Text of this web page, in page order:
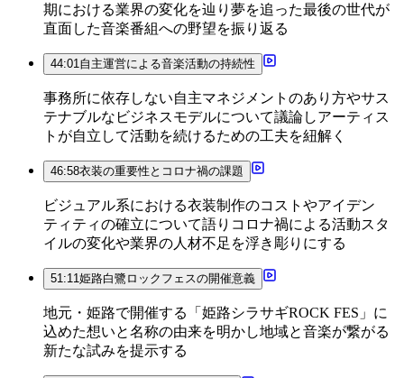
期における業界の変化を辿り夢を追った最後の世代が
直面した音楽番組への野望を振り返る
44:01自主運営による音楽活動の持続性
事務所に依存しない自主マネジメントのあり方やサス
テナブルなビジネスモデルについて議論しアーティス
トが自立して活動を続けるための工夫を紐解く
46:58衣装の重要性とコロナ禍の課題
ビジュアル系における衣装制作のコストやアイデン
ティティの確立について語りコロナ禍による活動スタ
イルの変化や業界の人材不足を浮き彫りにする
51:11姫路白鷺ロックフェスの開催意義
地元・姫路で開催する「姫路シラサギROCK FES」に
込めた想いと名称の由来を明かし地域と音楽が繋がる
新たな試みを提示する